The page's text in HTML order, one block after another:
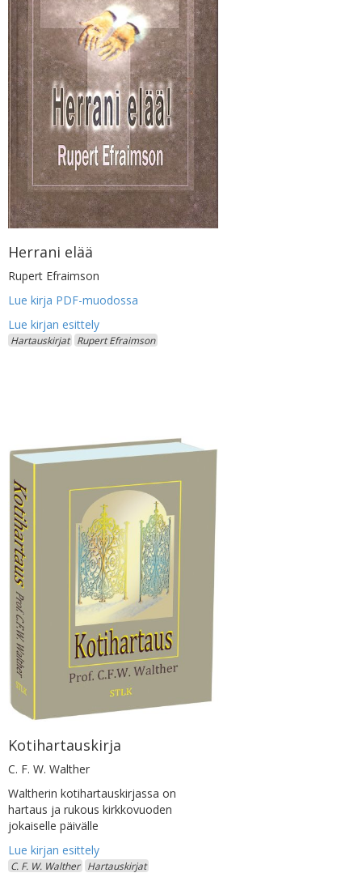
Herrani elää
Rupert Efraimson
Lue kirja PDF-muodossa
Hartauskirjat Rupert Efraimson
Kotihartauskirja
C. F. W. Walther
Waltherin kotihartauskirjassa on
hartaus ja rukous kirkkovuoden
jokaiselle päivälle
C. F. W. Walther Hartauskirjat